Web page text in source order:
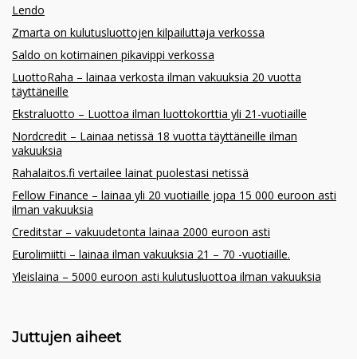
Lendo
Zmarta on kulutusluottojen kilpailuttaja verkossa
Saldo on kotimainen pikavippi verkossa
LuottoRaha – lainaa verkosta ilman vakuuksia 20 vuotta
täyttäneille
Ekstraluotto – Luottoa ilman luottokorttia yli 21-vuotiaille
Nordcredit – Lainaa netissä 18 vuotta täyttäneille ilman
vakuuksia
Rahalaitos.fi vertailee lainat puolestasi netissä
Fellow Finance – lainaa yli 20 vuotiaille jopa 15 000 euroon asti
ilman vakuuksia
Creditstar – vakuudetonta lainaa 2000 euroon asti
Eurolimiitti – lainaa ilman vakuuksia 21 – 70 -vuotiaille.
Yleislaina – 5000 euroon asti kulutusluottoa ilman vakuuksia
Juttujen aiheet